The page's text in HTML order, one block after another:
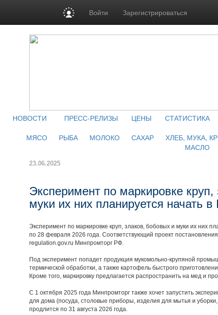
Войти Зарегистрироваться
НОВОСТИ ПРЕСС-РЕЛИЗЫ ЦЕНЫ
СТАТИСТИКА
МЯСО
РЫБА МОЛОКО САХАР
ХЛЕБ, МУКА,
МАСЛО
23.06.2025
Эксперимент по маркировке
муки их них планируется начать
Эксперимент по маркировке круп, злаков, бобовых и муки их них
по 28 февраля 2026 года. Соответствующий проект
regulation.gov.ru Минпромторг РФ.
Под эксперимент попадет продукция мукомольно-крупяной
термической обработки, а также картофель быстрого
Кроме того, маркировку предлагается распространить на мед и
С 1 октября 2025 года Минпромторг также хочет запустить
для дома (посуда, столовые приборы, изделия для мытья и
продлится по 31 августа 2026 года.